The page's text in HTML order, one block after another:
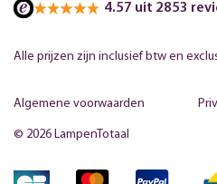
4.57 uit 2853
Alle prijzen zijn inclusief btw en
© 2026 LampenTotaal
Algemene voorwaarden